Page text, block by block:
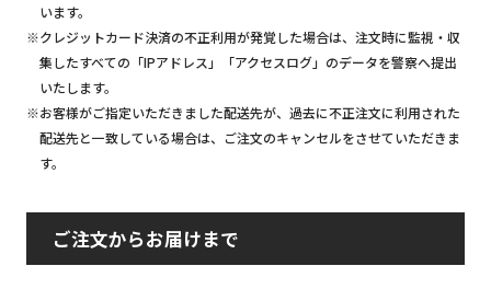
います。
※クレジットカード決済の不正利用が発覚した場合は、注文時に監視・収
集したすべての「IPアドレス」「アクセスログ」のデータを警察へ提出
いたします。
※お客様がご指定いただきました配送先が、過去に不正注文に利用された
配送先と一致している場合は、ご注文のキャンセルをさせていただきま
す。
ご注文からお届けまで